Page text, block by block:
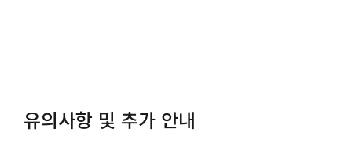
유의사항 및 추가 안내